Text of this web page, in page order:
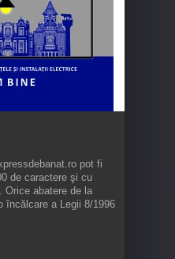
pot fi
de caractere şi cu
Orice abatere de la
încălcare a Legii 8/1996